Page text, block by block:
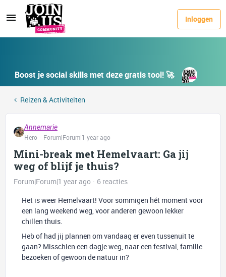
Inloggen
Boost je social skills met deze gratis tool! 🚀
Reizen & Activiteiten
Annemarie
Hero
Forum|Forum|1 year ago
Mini-break met Hemelvaart: Ga jij
weg of blijf je thuis?
Forum|Forum|1 year ago
6 reacties
Het is weer Hemelvaart! Voor sommigen hét moment voor
een lang weekend weg, voor anderen gewoon lekker
chillen thuis.
Heb of had jij plannen om vandaag er even tussenuit te
gaan? Misschien een dagje weg, naar een festival, familie
bezoeken of gewoon de natuur in?